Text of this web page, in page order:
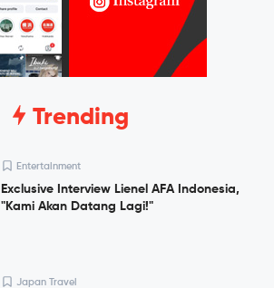
Trending
Entertainment
Exclusive Interview Lienel AFA Indonesia,
"Kami Akan Datang Lagi!"
Japan Travel